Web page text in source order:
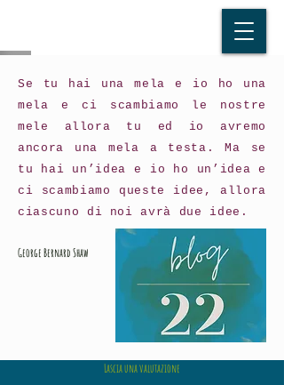
Se tu hai una mela e io ho una
mela e ci scambiamo le nostre
mele allora tu ed io avremo
ancora una mela a testa. Ma se
tu hai un’idea e io ho un’idea e
ci scambiamo queste idee, allora
ciascuno di noi avrà due idee.
George Bernard Shaw
Lascia una valutazione